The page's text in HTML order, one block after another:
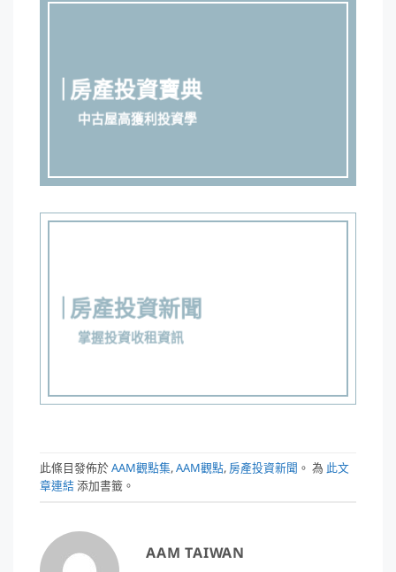
房產投資寶典
中古屋高獲利投資學
房產投資新聞
掌握投資收租資訊
此條目發佈於AAM觀點集,AAM觀點, 房產投資新聞 。 為 此文
章連結添加書籤。
AAM TAIWAN